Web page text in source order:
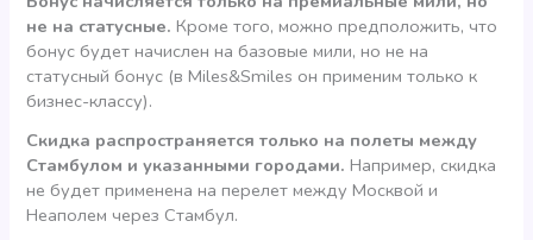
не на статусные.Кроме того, можно предположить, что
бонус будет начислен на базовые мили, но не на
статусный бонус (в Miles&Smiles он применим только к
бизнес-классу).
Скидка распространяется только на полеты между
Стамбулом и указанными городами.Например, скидка
не будет применена на перелет между Москвой и
Неаполем через Стамбул.